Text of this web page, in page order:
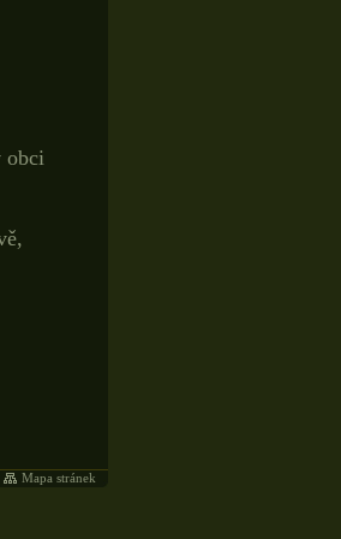
obci
Mapa stránek